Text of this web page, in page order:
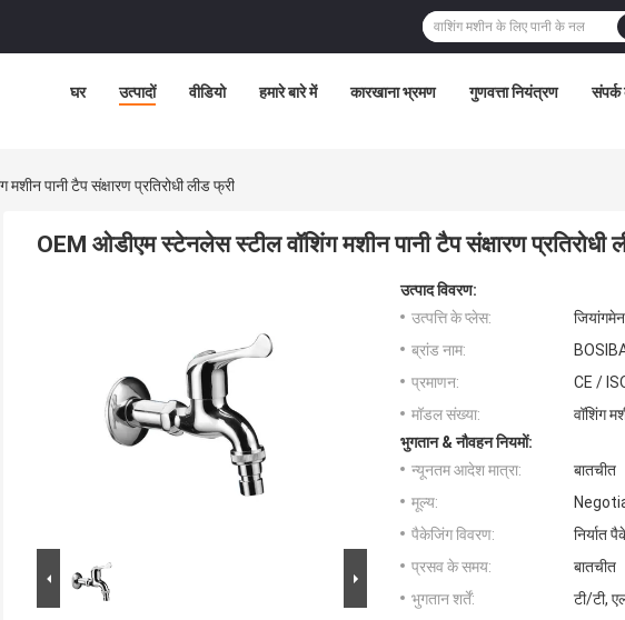
घर उत्पादों वीडियो हमारे बारे में कारखाना भ्रमण गुणवत्ता नियंत्रण संपर्क
पानी टैप संक्षारण प्रतिरोधी लीड फ्री
OEM ओडीएम स्टेनलेस स्टील वॉशिंग मशीन पानी टैप संक्षारण प्रतिरोधी
उत्पाद विवरण:
उत्पत्ति के प्लेस:
ब्रांड नाम:
प्रमाणन:
CE /
मॉडल संख्या:
वॉशिंग
भुगतान & नौवहन नियमों:
न्यूनतम आदेश मात्रा:
बातचीत
मूल्य:
पैकेजिंग विवरण:
निर्यात
प्रसव के समय:
बातचीत
भुगतान शर्तें:
टी/टी,